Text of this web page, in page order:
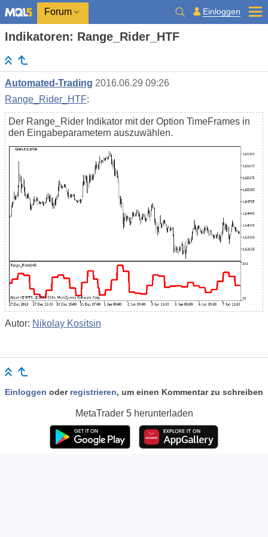
Forum Einloggen
Indikatoren: Range_Rider_HTF
Automated-Trading 2016.06.29 09:26
Range_Rider_HTF:
Der Range_Rider Indikator mit der Option TimeFrames in
den Eingabeparametern auszuwählen.
Autor: Nikolay Kositsin
Einloggen oder registrieren, um einen Kommentar zu schreiben
MetaTrader 5herunterladen